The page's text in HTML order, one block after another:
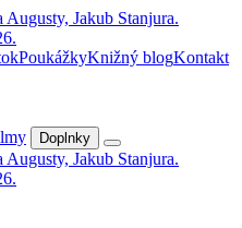
PoukážkyKnižný blogKontakt
Doplnky